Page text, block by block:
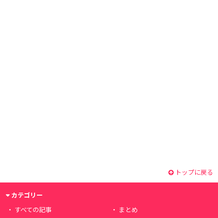
トップに戻る
カテゴリー
すべての記事
まとめ